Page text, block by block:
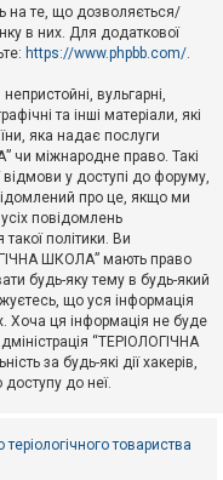
на те, що дозволяється/
в них. Для додаткової
https://www.phpbb.com/.
вульгарні,
та інші матеріали, які
яка надає послуги
чи міжнародне право. Такі
відмови у доступі до форуму,
про це, якщо ми
повідомлень
політики. Ви
ШКОЛА” мають право
будь-яку тему в будь-який
що уся інформація
Хоча ця інформація не буде
“ТЕРІОЛОГІЧНА
за будь-які дії хакерів,
до неї.
товариства